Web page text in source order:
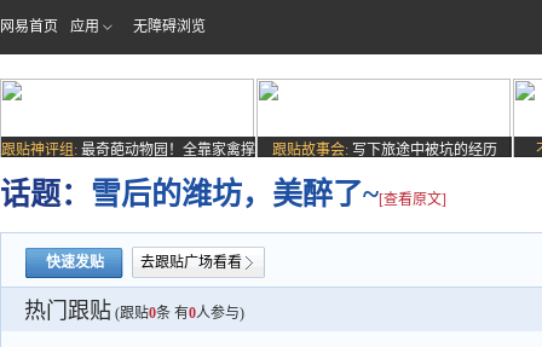
网易首页 应用 无障碍浏览
跟贴神评组: 最奇葩动物园！全靠家禽撑
场子
跟贴故事会: 写下旅途中被坑的经历
话题： 雪后的潍坊，美醉了~[查看原文]
快速发贴 去跟贴广场看看
热门跟贴 (跟贴0条 有0人参与)